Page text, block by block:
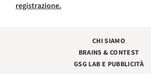
registrazione.
CHI SIAMO
BRAINS & CONTEST
GSG LAB E PUBBLICITÀ